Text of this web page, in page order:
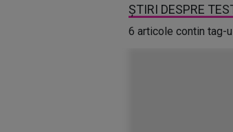
ȘTIRI DESPRE
6 articole contin tag-